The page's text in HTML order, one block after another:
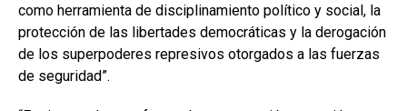
como herramienta de disciplinamiento político y social, la
protección de las libertades democráticas y la derogación
de los superpoderes represivos otorgados a las fuerzas
de seguridad”.